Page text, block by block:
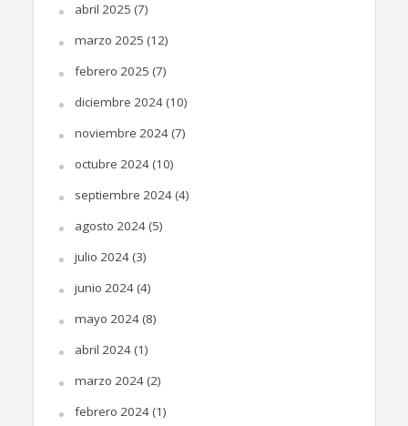
abril 2025 (7)
marzo 2025 (12)
febrero 2025 (7)
diciembre 2024(10)
noviembre 2024(7)
octubre 2024(10)
septiembre 2024(4)
agosto 2024(5)
julio 2024(3)
junio 2024(4)
mayo 2024(8)
abril 2024(1)
marzo 2024(2)
febrero 2024(1)